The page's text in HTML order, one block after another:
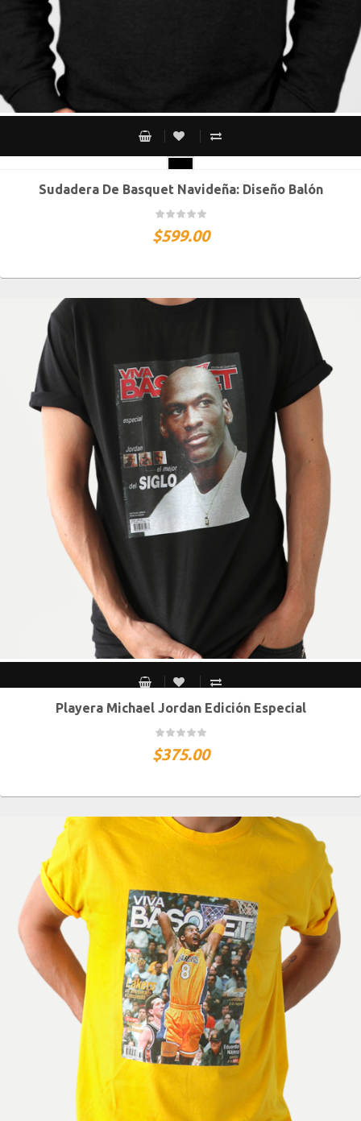
CH M G XG XXG
Sudadera De Basquet Navideña: Diseño Balón
$599.00
CH M G XG XXG
Playera Michael Jordan Edición Especial
$375.00